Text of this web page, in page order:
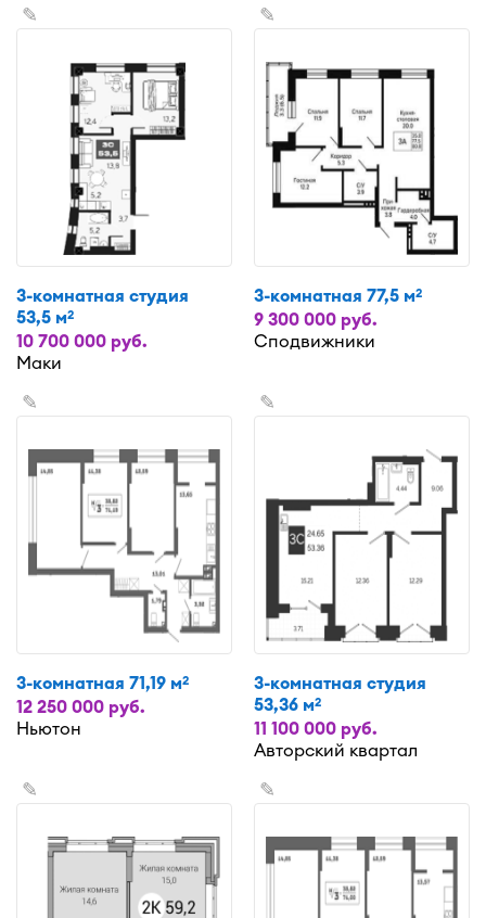
✎
3-комнатная студия
53,5 м2
10 700 000 руб.
Маки
✎
3-комнатная 77,5 м2
9 300 000 руб.
Сподвижники
✎
3-комнатная 71,19 м2
12 250 000 руб.
Ньютон
✎
3-комнатная студия
53,36 м2
11 100 000 руб.
Авторский квартал
✎ ✎